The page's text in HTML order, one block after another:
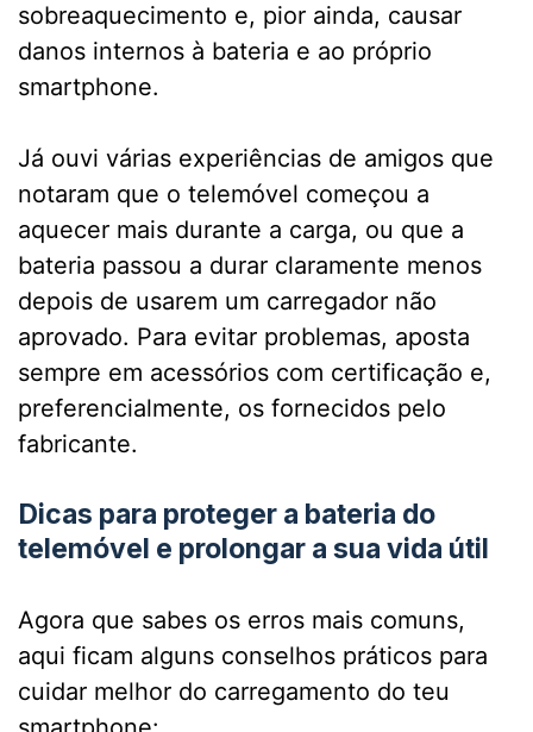
sobreaquecimento e, pior ainda, causar
danos internos à bateria e ao próprio
smartphone.
Já ouvi várias experiências de amigos que
notaram que o telemóvel começou a
aquecer mais durante a carga, ou que a
bateria passou a durar claramente menos
depois de usarem um carregador não
aprovado. Para evitar problemas, aposta
sempre em acessórios com certificação e,
preferencialmente, os fornecidos pelo
fabricante.
Dicas para proteger a bateria do
telemóvel e prolongar a sua vida útil
Agora que sabes os erros mais comuns,
aqui ficam alguns conselhos práticos para
cuidar melhor do carregamento do teu